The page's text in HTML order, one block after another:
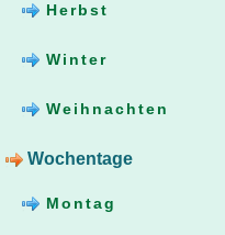
Herbst
Winter
Weihnachten
Wochentage
Montag